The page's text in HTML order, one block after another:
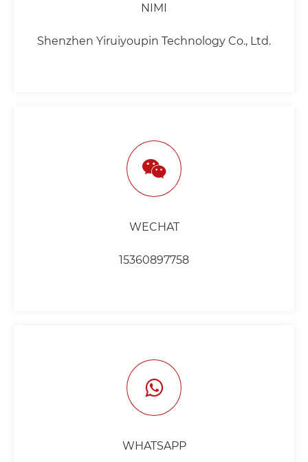
NIMI
Shenzhen Yiruiyoupin Technology Co., Ltd.
WECHAT
15360897758
WHATSAPP